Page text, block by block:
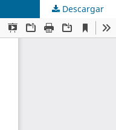
Descargar